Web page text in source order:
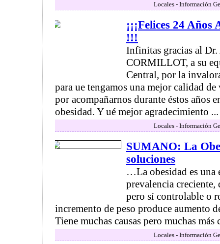
Locales - Información
¡¡¡Felices 24
!!!
Infinitas gracias al
CORMILLOT, a su
Central, por la
para ue tengamos una mejor calidad
por acompañarnos durante éstos años
obesidad. Y ué mejor agradecimiento ...
Locales - Información
SUMANO: La
soluciones
…La obesidad es una
prevalencia
pero sí controlable o
incremento de peso produce aumento
Tiene muchas causas pero muchas
Locales - Información